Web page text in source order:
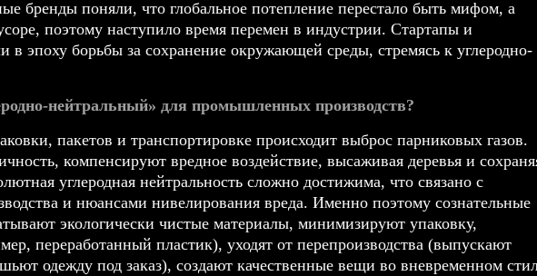
бренды поняли, что глобальное потепление перестало быть мифом, а
поэтому наступило время перемен в индустрии. Стартапы и
в эпоху борьбы за сохранение окружающей среды, стремясь к углеродно-
нейтральный» для промышленных производств?
пакетов и транспортировке происходит выброс парниковых газов.
компенсируют вредное воздействие, высаживая деревья и
углеродная нейтральность сложно достижима, что связано с
и нюансами нивелирования вреда. Именно поэтому сознательные
экологически чистые материалы, минимизируют упаковку,
переработанный пластик), уходят от перепроизводства (выпускают
одежду под заказ), создают качественные вещи во вневременном